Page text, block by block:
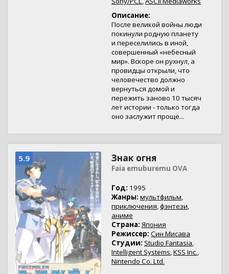
Описание:
После великой войны люди
покинули родную планету
и переселились в иной,
совершенный «небесный
мир». Вскоре он рухнул, а
провидцы открыли, что
человечество должно
вернуться домой и
пережить заново 10 тысяч
лет истории - только тогда
оно заслужит проще...
5.9 Знак огня
Faia emuburemu OVA
Год: 1995
Жанры: мультфильм,
приключения,фэнтези,
аниме
Страна: Япония
Режиссер: Син Мисава
Студии: Studio Fantasia,
Intelligent Systems,KSS Inc.,
Nintendo Co. Ltd.